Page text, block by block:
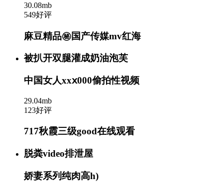
30.08mb
549好评
麻豆精品㊙️国产传媒mv红海
被扒开双腿灌成奶油泡芙
中国女人xxⅹ000偷拍性视频
29.04mb
123好评
717秋霞三级good在线观看
脱粪video排泄屋
娇妻系列纯肉高h)